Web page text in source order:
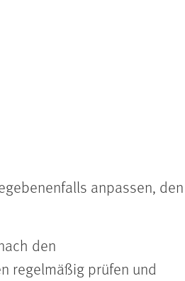
anpassen, den
den
regelmäßig prüfen und